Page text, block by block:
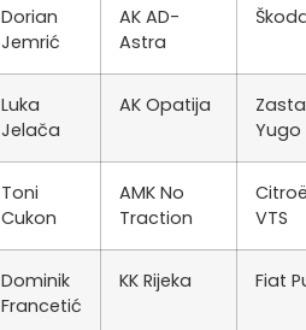
Dorian
Jemrić
AK AD-
Astra
Luka
Jelača
AK Opatija
Yugo
Toni
Cukon
AMK No
Traction
VTS
Dominik
Francetić
KK Rijeka Fiat